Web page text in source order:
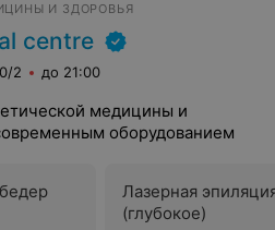
И ЗДОРОВЬЯ
centre
2 до 21:00
медицины и
оборудованием
Лазерная
(глубокое)